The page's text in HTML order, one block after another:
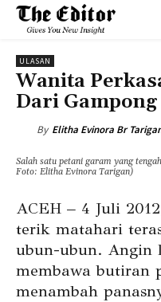
ULASAN
Wanita
Dari
By Elitha Evinora Br
Salah satu petani garam yang
Foto: Elitha Evinora Tarigan)
ACEH – 4 Juli
terik matahari
ubun-ubun. Angin
membawa butiran
menambah